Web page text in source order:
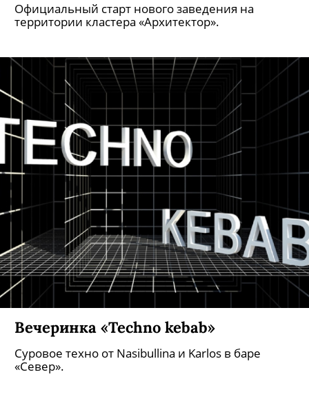
Официальный старт нового заведения на
территории кластера «Архитектор».
Вечеринка «Techno kebab»
Суровое техно от Nasibullina и Karlos в баре
«Север».